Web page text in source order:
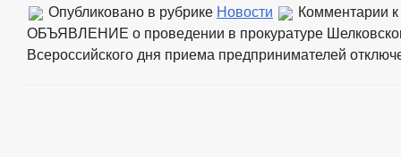
Опубликовано в рубрике Новости Комментарии
ОБЪЯВЛЕНИЕ о проведении в прокуратуре
Всероссийского дня приема предпринимателей